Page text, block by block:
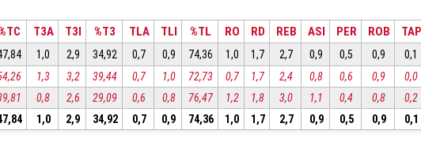
T3A T3I %T3 TLA TLI %TL RO RD REB ASI PER ROB TAP
1,0 2,9 34,92 0,7 0,9 74,36 1,0 1,7 2,7 0,9 0,5 0,9 0,1
1,3 3,2 39,44 0,7 1,0 72,73 0,7 1,7 2,4 0,8 0,6 0,9 0,0
0,8 2,6 29,09 0,6 0,8 76,47 1,2 1,8 3,0 1,1 0,4 0,8 0,2
1,0 2,9 34,92 0,7 0,9 74,36 1,0 1,7 2,7 0,9 0,5 0,9 0,1